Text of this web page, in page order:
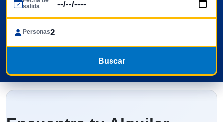
salida
Personas
Buscar